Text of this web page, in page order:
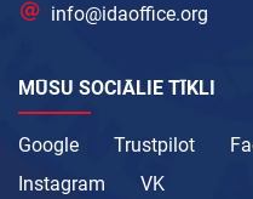
info@idaoffice.org
MŪSU SOCIĀLIE TĪKLI
Google Trustpilot
Instagram
VK